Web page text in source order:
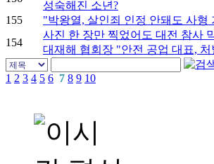
성숙해진 소년?
155
"박왕열, 살인죄 인정 안돼도 사형
154
사진 한 장만 찍었어도 대전 참사
대재해 협회장 "안전 공업 대표, 처
1 2 3 4 5 6 7 8 9 10